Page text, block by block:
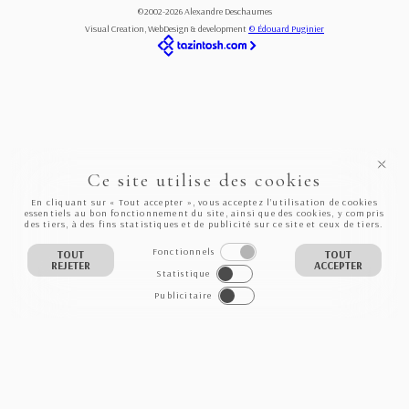
©2002-2026 Alexandre Deschaumes
Visual Creation, WebDesign & development © Édouard Puginier
Ce site utilise des cookies
En cliquant sur « Tout accepter », vous acceptez l’utilisation de cookies
essentiels au bon fonctionnement du site, ainsi que des cookies, y compris
des tiers, à des fins statistiques et de publicité sur ce site et ceux de tiers.
TOUT
REJETER
Fonctionnels
Statistique
Publicitaire
TOUT
ACCEPTER